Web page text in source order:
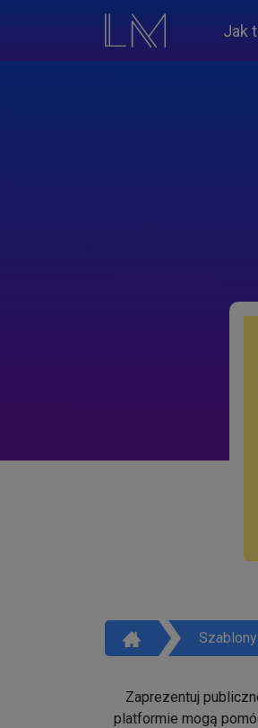
Jak
Zaprezentuj
platformie mogą